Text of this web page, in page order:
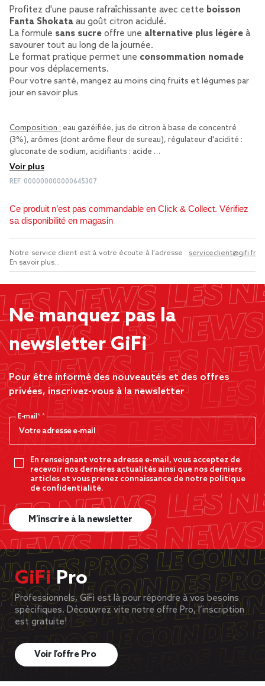
Profitez d'une pause rafraîchissante avec cette boisson
Fanta Shokata au goût citron acidulé.
La formule sans sucre offre une alternative plus légère à
savourer tout au long de la journée.
Le format pratique permet une consommation nomade
pour vos déplacements.
Pour votre santé, mangez au moins cinq fruits et légumes par
jour en savoir plus
Composition : eau gazéifiée, jus de citron à base de concentré
(3%), arômes (dont arôme fleur de sureau), régulateur d'acidité :
gluconate de sodium, acidifiants : acide …
Voir plus
REF. 000000000000645307
Ce produit n’est pas commandable en Click & Collect. Vérifiez
sa disponibilité en magasin
Notre service client est à votre écoute à l'adresse : serviceclient@gifi.fr
En savoir plus...
Ne manquez pas la
newsletter GiFi
Pour être informé des nouveautés et des offres
privées, inscrivez-vous à la newsletter
E-mail*
En renseignant votre adresse e-mail, vous acceptez de
recevoir nos dernères actualités ainsi que nos derniers
articles et vous prenez connaissance de notre politique
de confidentialité.
M’inscrire à la newsletter
GiFiPro
Professionnels, GiFi est là pour répondre à vos besoins
spécifiques. Découvrez vite notre offre Pro, l’inscription
est gratuite!
Voir l’offre Pro